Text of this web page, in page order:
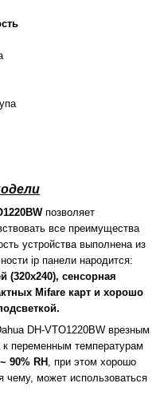
позволяет
все преимущества
устройства выполнена из
ip панели народится:
сенсорная
Mifare карт и хорошо
DH-VTO1220BW врезным
переменным температурам
90% RH , при этом хорошо
может использоваться